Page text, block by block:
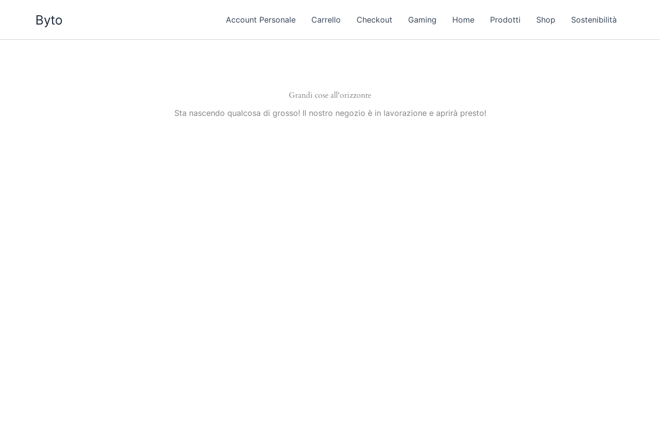
Byto Account Personale Carrello Checkout Gaming Home Prodotti Shop Sostenibilità
Grandi cose all'orizzonte
Sta nascendo qualcosa di grosso! Il nostro negozio è in lavorazione e aprirà presto!